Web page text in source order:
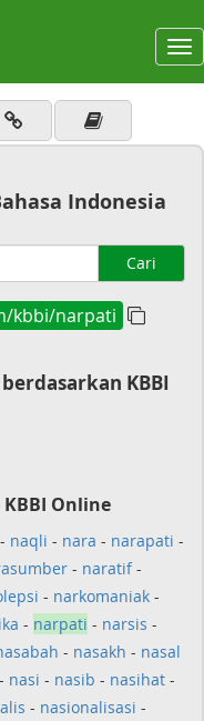
Indonesia
Cari
kbbi/narpati
KBBI
Online
- naqli - nara - narapati -
- naratif-
- narkomaniak -
- narpati - narsis -
- nasakh - nasal
- nasi - nasib - nasihat -
- nasionalisasi -